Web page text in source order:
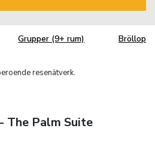
Grupper (9+ rum) Bröllop
resenätverk.
The Palm Suite